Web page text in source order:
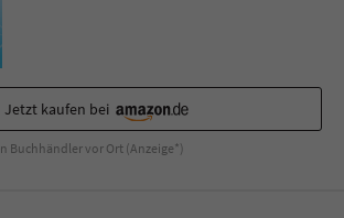
Jetzt kaufen bei
Buchhändler vor Ort (Anzeige*)